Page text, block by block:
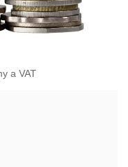
a VAT